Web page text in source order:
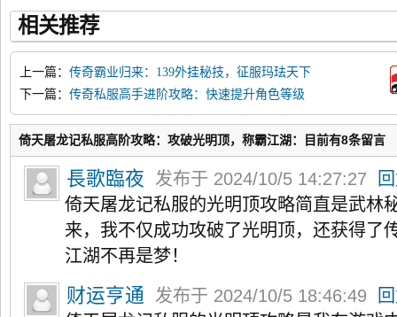
相关推荐
上一篇： 传奇霸业归来：139外挂秘技，征服玛珐天下
下一篇： 传奇私服高手进阶攻略：快速提升角色等级
倚天屠龙记私服高阶攻略：攻破光明顶，称霸江湖：目前有8条留言
長歌臨夜 发布于 2024/10/5 14:27:27
倚天屠龙记私服的光明顶攻略简直是武林
来，我不仅成功攻破了光明顶，还获得了
江湖不再是梦！
财运亨通 发布于 2024/10/5 18:46:49